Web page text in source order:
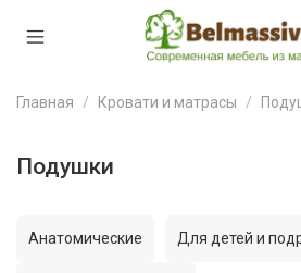
Главная Кровати и матрасы
Подушки
Анатомические Для детей и